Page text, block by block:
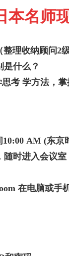
本名师
理收纳顾问2
是什么？
考 学方法，
10:00 AM (东京
时进入会议室
在电脑或手